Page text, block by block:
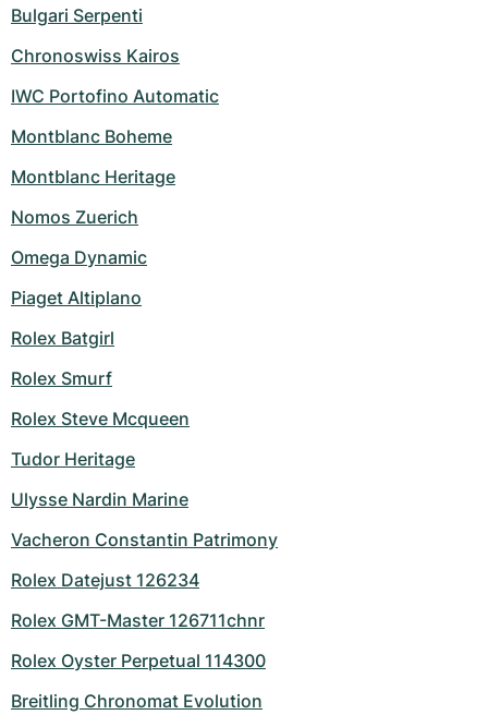
Bulgari Serpenti
Chronoswiss Kairos
IWC Portofino Automatic
Montblanc Boheme
Montblanc Heritage
Nomos Zuerich
Omega Dynamic
Piaget Altiplano
Rolex Batgirl
Rolex Smurf
Rolex Steve Mcqueen
Tudor Heritage
Ulysse Nardin Marine
Vacheron Constantin Patrimony
Rolex Datejust 126234
Rolex GMT-Master 126711chnr
Rolex Oyster Perpetual 114300
Breitling Chronomat Evolution